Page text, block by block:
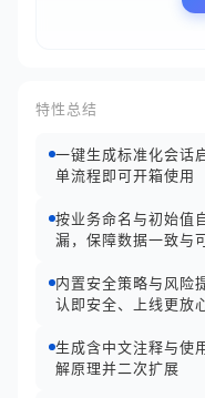
特性总结
一键生成标准化会话
单流程即可开箱使用
按业务命名与初始值
漏，保障数据一致与
内置安全策略与风险
认即安全、上线更放
生成含中文注释与使
解原理并二次扩展